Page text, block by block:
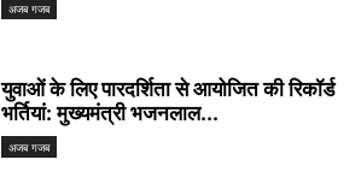
अजब गजब
युवाओं के लिए पारदर्शिता से आयोजित की रिकॉर्ड
भर्तियां: मुख्यमंत्री भजनलाल...
अजब गजब